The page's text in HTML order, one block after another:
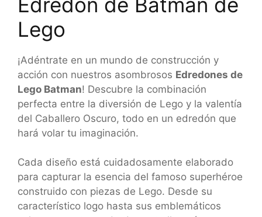
Lego
¡Adéntrate en un mundo de construcción y
acción con nuestros asombrosos Edredones de
Lego Batman! Descubre la combinación
perfecta entre la diversión de Lego y la valentía
del Caballero Oscuro, todo en un edredón que
hará volar tu imaginación.
Cada diseño está cuidadosamente elaborado
para capturar la esencia del famoso superhéroe
construido con piezas de Lego. Desde su
característico logo hasta sus emblemáticos